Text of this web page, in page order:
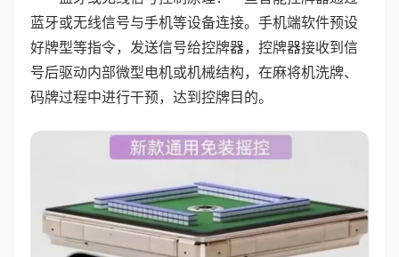
蓝牙或无线信号与手机等设备连接。手机端软件预设
好牌型等指令，发送信号给控牌器，控牌器接收到信
号后驱动内部微型电机或机械结构，在麻将机洗牌、
码牌过程中进行干预，达到控牌目的。